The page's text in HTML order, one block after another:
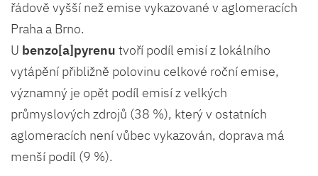
řádově vyšší než emise vykazované v aglomeracích
Praha a Brno.
U benzo[a]pyrenu tvoří podíl emisí z lokálního
vytápění přibližně polovinu celkové roční emise,
významný je opět podíl emisí z velkých
průmyslových zdrojů (38 %), který v ostatních
aglomeracích není vůbec vykazován, doprava má
menší podíl (9 %).